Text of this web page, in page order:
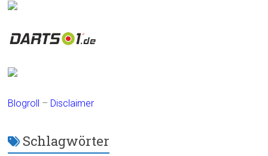
Blogroll – Disclaimer
Schlagwörter